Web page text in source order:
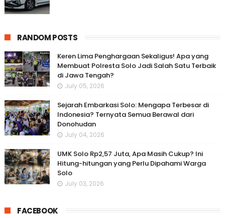
RANDOM POSTS
Keren Lima Penghargaan Sekaligus! Apa yang
Membuat Polresta Solo Jadi Salah Satu Terbaik
di Jawa Tengah?
July 05, 2026
Sejarah Embarkasi Solo: Mengapa Terbesar di
Indonesia? Ternyata Semua Berawal dari
Donohudan
July 04, 2026
UMK Solo Rp2,57 Juta, Apa Masih Cukup? Ini
Hitung-hitungan yang Perlu Dipahami Warga
Solo
July 03, 2026
FACEBOOK